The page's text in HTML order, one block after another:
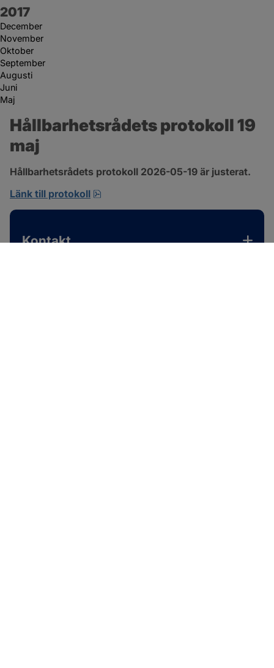
År:
2017
December
November
Oktober
September
Augusti
Juni
Maj
Hållbarhetsrådets protokoll 19
maj
Hållbarhetsrådets protokoll 2026-05-19 är justerat.
Länk till protokoll
Kontakt